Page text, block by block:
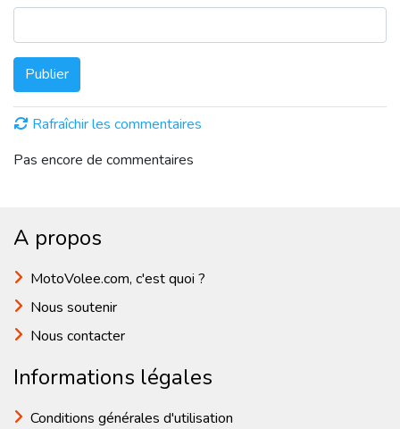
Publier
Rafraîchir les commentaires
Pas encore de commentaires
A propos
MotoVolee.com, c'est quoi ?
Nous soutenir
Nous contacter
Informations légales
Conditions générales d'utilisation